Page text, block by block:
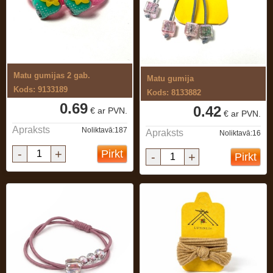
Matu gumijas 2 gab.
Kods: 9133189
0.69 € ar PVN.
Apraksts Noliktavā:187
- + Pirkt
Matu gumija
Kods: 8133882
0.42 € ar PVN.
Apraksts Noliktavā:16
- + Pirkt